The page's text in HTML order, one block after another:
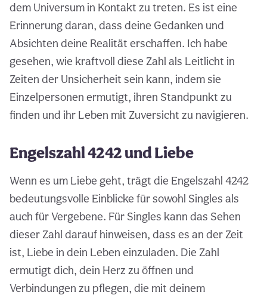
dem Universum in Kontakt zu treten. Es ist eine
Erinnerung daran, dass deine Gedanken und
Absichten deine Realität erschaffen. Ich habe
gesehen, wie kraftvoll diese Zahl als Leitlicht in
Zeiten der Unsicherheit sein kann, indem sie
Einzelpersonen ermutigt, ihren Standpunkt zu
finden und ihr Leben mit Zuversicht zu navigieren.
Engelszahl 4242 und Liebe
Wenn es um Liebe geht, trägt die Engelszahl 4242
bedeutungsvolle Einblicke für sowohl Singles als
auch für Vergebene. Für Singles kann das Sehen
dieser Zahl darauf hinweisen, dass es an der Zeit
ist, Liebe in dein Leben einzuladen. Die Zahl
ermutigt dich, dein Herz zu öffnen und
Verbindungen zu pflegen, die mit deinem